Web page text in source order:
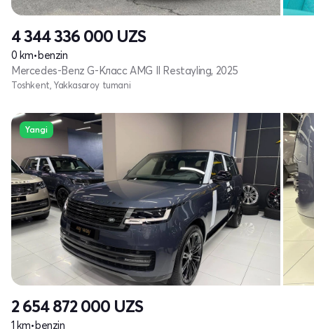
4 344 336 000 UZS
0 km•benzin
Mercedes-Benz G-Класс AMG II Restayling, 2025
Toshkent, Yakkasaroy tumani
Yangi
2 654 872 000 UZS
1 km•benzin